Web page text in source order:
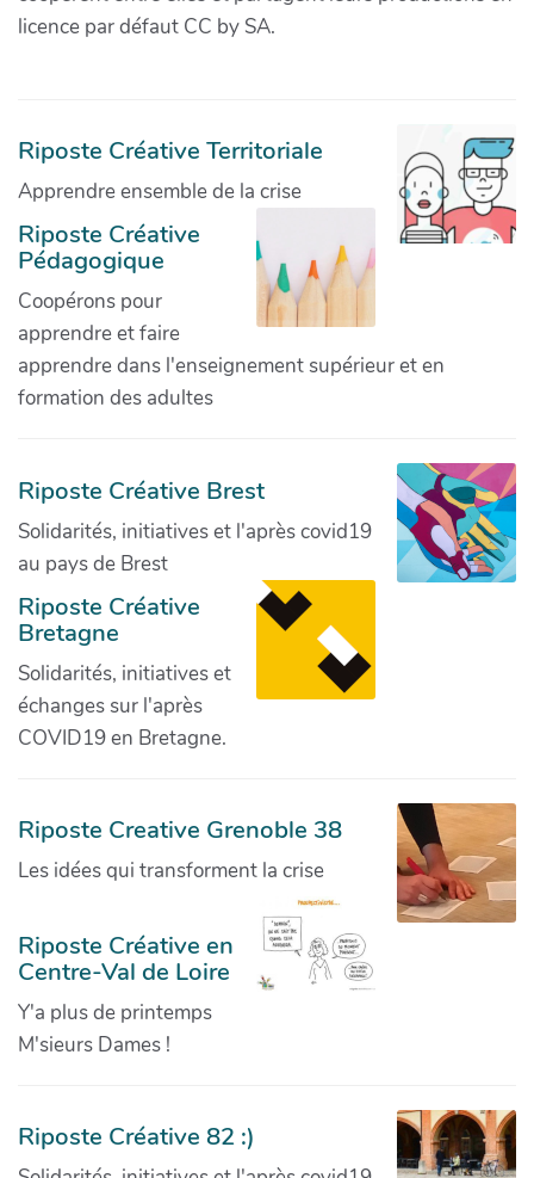
licence par défaut CC by SA.
Riposte Créative Territoriale
Apprendre ensemble de la crise
Riposte Créative
Pédagogique
Coopérons pour
apprendre et faire
apprendre dans l'enseignement supérieur et en
formation des adultes
Riposte Créative Brest
Solidarités, initiatives et l'après covid19
au pays de Brest
Riposte Créative
Bretagne
Solidarités, initiatives et
échanges sur l'après
COVID19 en Bretagne.
Riposte Creative Grenoble 38
Les idées qui transforment la crise
Riposte Créative en
Centre-Val de Loire
Y'a plus de printemps
M'sieurs Dames !
Riposte Créative 82 :)